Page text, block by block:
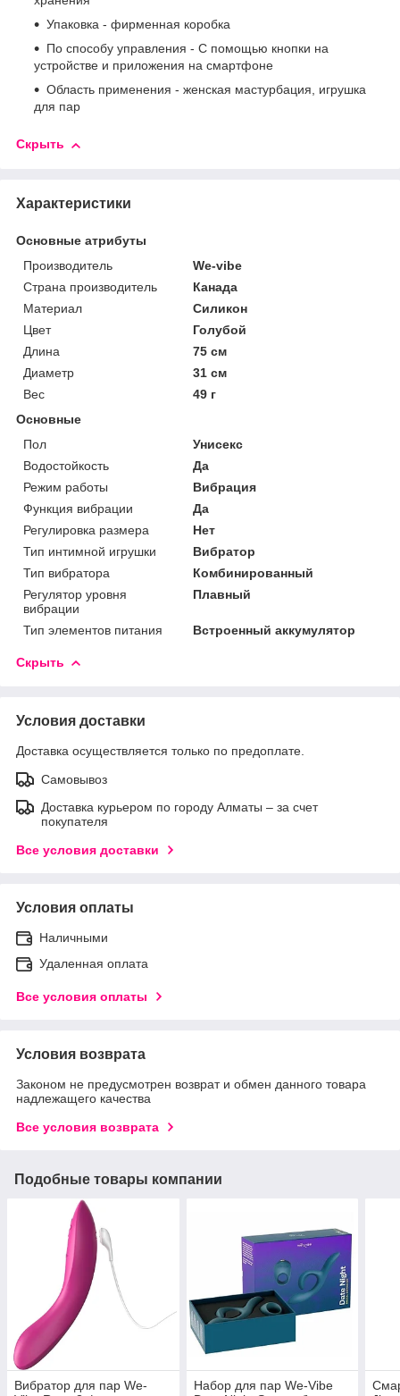
Упаковка - фирменная коробка
По способу управления - С помощью кнопки на
устройстве и приложения на смартфоне
Область применения - женская мастурбация, игрушка
для пар
Скрыть
Характеристики
Основные атрибуты
Производитель
We-vibe
Страна производитель
Канада
Материал
Силикон
Цвет
Голубой
Длина
75 см
Диаметр
31 см
Вес
49 г
Основные
Пол
Унисекс
Водостойкость
Да
Режим работы
Вибрация
Функция вибрации
Да
Регулировка размера
Нет
Тип интимной игрушки
Вибратор
Тип вибратора
Комбинированный
Регулятор уровня
вибрации
Плавный
Тип элементов питания Встроенный аккумулятор
Скрыть
Условия доставки
Доставка осуществляется только по предоплате.
Самовывоз
Доставка курьером по городу Алматы – за счет
покупателя
Все условия доставки
Условия оплаты
Наличными
Удаленная оплата
Все условия оплаты
Условия возврата
Законом не предусмотрен возврат и обмен данного товара
надлежащего качества
Все условия возврата
Подобные товары компании
Вибратор для пар We-
Набор для пар We-Vibe